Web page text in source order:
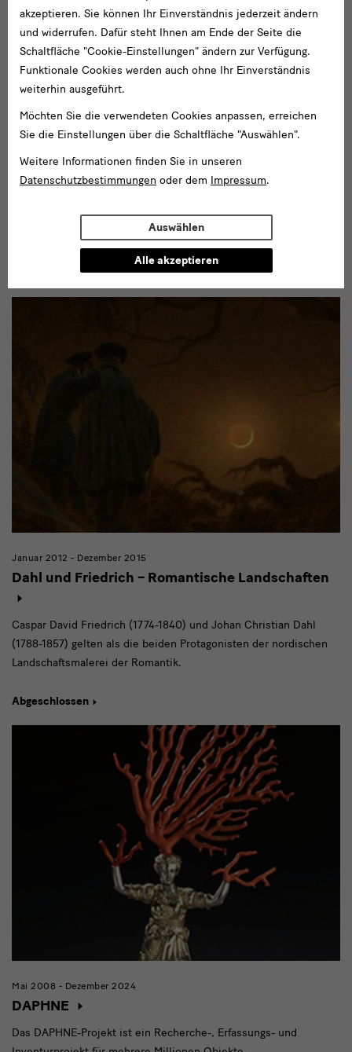
Januar 2006 - Dezember 2025
Gerhard Richter
aktualisierte Neuausgabe des 1986 erschienenen
Werkverzeichnisses (Catalogue raisonné) der Bilder und
Skulpturen von Gerhard Richter.
Januar 2012 - Dezember 2015
Dahl und Friedrich – Romantische Landschaften
Caspar David Friedrich (1774-1840) und Johan Christian Dahl
(1788-1857) gelten als die beiden Protagonisten der nordischen
Landschaftsmalerei der Romantik.
Abgeschlossen
Mai 2008 - Dezember 2024
DAPHNE
Das DAPHNE-Projekt ist ein Recherche-, Erfassungs- und
akzeptieren. Sie können Ihr Einverständnis jederzeit ändern
und widerrufen. Dafür steht Ihnen am Ende der Seite die
Schaltfläche "Cookie-Einstellungen" ändern zur Verfügung.
Funktionale Cookies werden auch ohne Ihr Einverständnis
weiterhin ausgeführt.
Möchten Sie die verwendeten Cookies anpassen, erreichen
Sie die Einstellungen über die Schaltfläche "Auswählen".
Weitere Informationen finden Sie in unseren
Datenschutzbestimmungen oder dem Impressum.
Auswählen
Alle akzeptieren